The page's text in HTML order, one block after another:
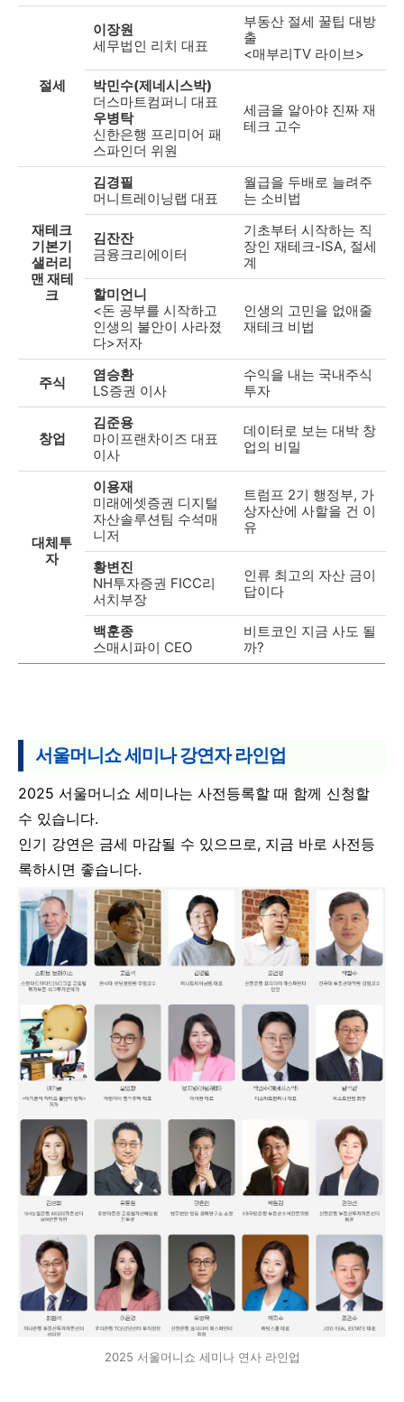
절세
이장원
세무법인 리치 대표
부동산 절세 꿀팁 대방
출
<매부리TV 라이브>
박민수(제네시스박)
더스마트컴퍼니 대표
우병탁
신한은행 프리미어 패
스파인더 위원
세금을 알아야 진짜 재
테크 고수
재테크
기본기
샐러리
맨 재테
크
김경필
머니트레이닝랩 대표
월급을 두배로 늘려주
는 소비법
김잔잔
금융크리에이터
기초부터 시작하는 직
장인 재테크-ISA, 절세
계
할미언니
<돈 공부를 시작하고
인생의 불안이 사라졌
다>저자
인생의 고민을 없애줄
재테크 비법
주식
염승환
LS증권 이사
수익을 내는 국내주식
투자
창업
김준용
마이프랜차이즈 대표
이사
데이터로 보는 대박 창
업의 비밀
대체투
자
이용재
미래에셋증권 디지털
자산솔루션팀 수석매
니저
트럼프 2기 행정부, 가
상자산에 사할을 건 이
유
황변진
NH투자증권 FICC리
서치부장
인류 최고의 자산 금이
답이다
백훈종
스매시파이 CEO
비트코인 지금 사도 될
까?
서울머니쇼 세미나 강연자 라인업
2025 서울머니쇼 세미나는 사전등록할 때 함께 신청할
수 있습니다.
인기 강연은 금세 마감될 수 있으므로, 지금 바로 사전등
록하시면 좋습니다.
2025 서울머니쇼 세미나 연사 라인업